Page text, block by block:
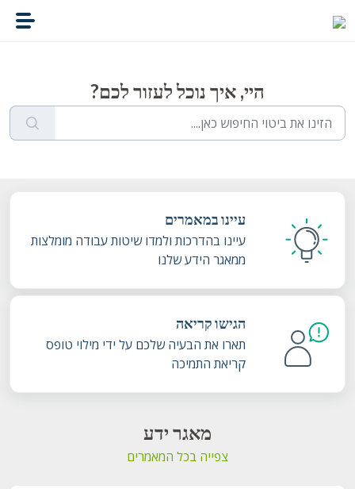
היי, איך נוכל לעזור לכם?
עיינו במאמרים
עיינו בהדרכות ולמדו שיטות עבודה מומלצות
ממאגר הידע שלנו
הגישו קריאה
תארו את הבעיה שלכם על ידי מילוי טופס
קריאת התמיכה
מאגר ידע
צפייה בכל המאמרים